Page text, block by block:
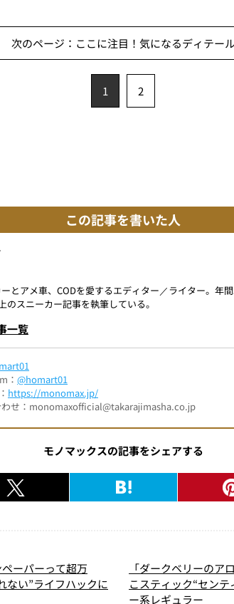
次のページ：ここに注目！気になるディテール
1 2
この記事を書いた人
とアメ車、CODを愛するエディター／ライター。年
のスニーカー記事を執筆している。
一覧
： @homart01
https://monomax.jp/
わせ：monomaxofficial@takarajimasha.co.jp
モノマックスの記事をシェアする
ーパーって超万
ない”ライフハックに
「ダークベリーのア
こスティック“セン
ー系レギュラー